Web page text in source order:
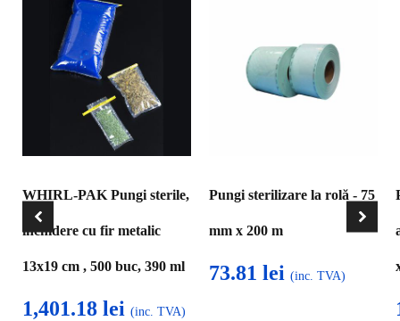
WHIRL-PAK Pungi sterile,
inchidere cu fir metalic
13x19 cm , 500 buc, 390 ml
1,401.18 lei (inc. TVA)
Pungi sterilizare la rolă - 75
mm x 200 m
73.81 lei (inc. TVA)